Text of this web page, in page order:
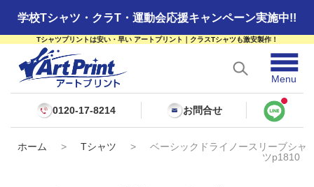
学校Tシャツ・クラT・運動会応援キャンペーン実施中!!
Tシャツプリントは安い・早い アートプリント｜クラスTシャツも激安製作！
☰
Menu
0120-17-8214 お問合せ
ホーム > Tシャツ >
ベーシックドライノースリーブシャ
ツp1810